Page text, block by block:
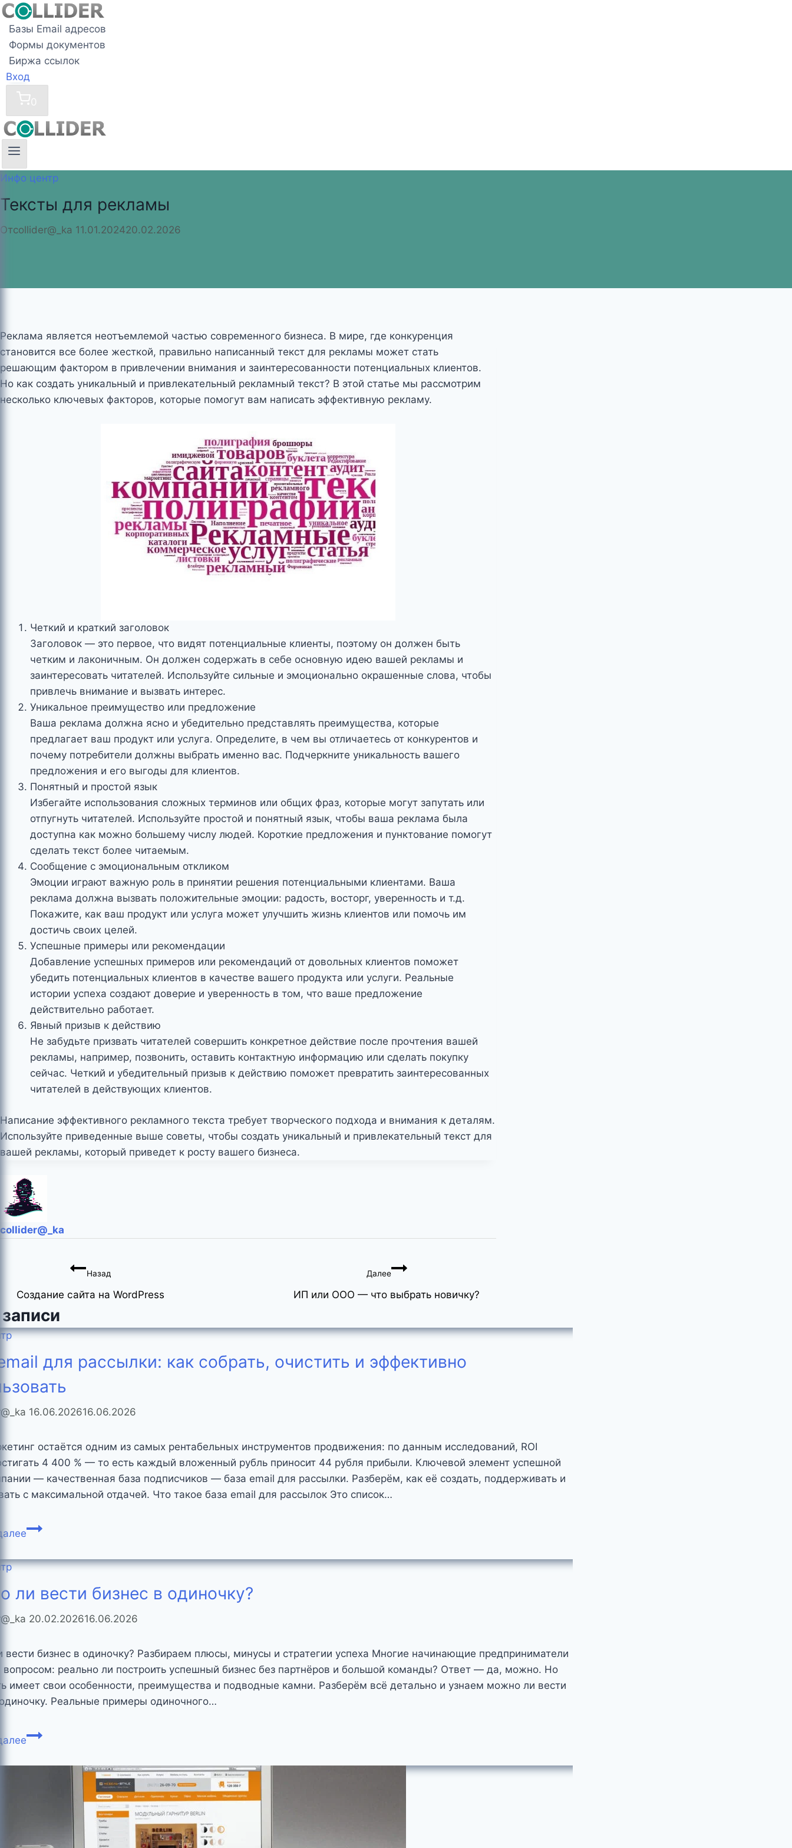
Перейти
содержимому
Базы Email адресов
Формы документов
Биржа ссылок
Вход
0
Инфо центр
Тексты для рекламы
Отcollider@_ka 11.01.202420.02.2026
Реклама является неотъемлемой частью современного бизнеса. В мире, где конкуренция
становится все более жесткой, правильно написанный текст для рекламы может стать
решающим фактором в привлечении внимания и заинтересованности потенциальных клиентов.
Но как создать уникальный и привлекательный рекламный текст? В этой статье мы рассмотрим
несколько ключевых факторов, которые помогут вам написать эффективную рекламу.
Четкий и краткий заголовок
Заголовок — это первое, что видят потенциальные клиенты, поэтому он должен быть
четким и лаконичным. Он должен содержать в себе основную идею вашей рекламы и
заинтересовать читателей. Используйте сильные и эмоционально окрашенные слова, чтобы
привлечь внимание и вызвать интерес.
Уникальное преимущество или предложение
Ваша реклама должна ясно и убедительно представлять преимущества, которые
предлагает ваш продукт или услуга. Определите, в чем вы отличаетесь от конкурентов и
почему потребители должны выбрать именно вас. Подчеркните уникальность вашего
предложения и его выгоды для клиентов.
Понятный и простой язык
Избегайте использования сложных терминов или общих фраз, которые могут запутать или
отпугнуть читателей. Используйте простой и понятный язык, чтобы ваша реклама была
доступна как можно большему числу людей. Короткие предложения и пунктование помогут
сделать текст более читаемым.
Сообщение с эмоциональным откликом
Эмоции играют важную роль в принятии решения потенциальными клиентами. Ваша
реклама должна вызвать положительные эмоции: радость, восторг, уверенность и т.д.
Покажите, как ваш продукт или услуга может улучшить жизнь клиентов или помочь им
достичь своих целей.
Успешные примеры или рекомендации
Добавление успешных примеров или рекомендаций от довольных клиентов поможет
убедить потенциальных клиентов в качестве вашего продукта или услуги. Реальные
истории успеха создают доверие и уверенность в том, что ваше предложение
действительно работает.
Явный призыв к действию
Не забудьте призвать читателей совершить конкретное действие после прочтения вашей
рекламы, например, позвонить, оставить контактную информацию или сделать покупку
сейчас. Четкий и убедительный призыв к действию поможет превратить заинтересованных
читателей в действующих клиентов.
Написание эффективного рекламного текста требует творческого подхода и внимания к деталям.
Используйте приведенные выше советы, чтобы создать уникальный и привлекательный текст для
вашей рекламы, который приведет к росту вашего бизнеса.
collider@_ka
Навигация
по
записям
Назад
Создание сайта на WordPress
Далее
ИП или ООО — что выбрать новичку?
для рассылки: как собрать, очистить и эффективно
16.06.202616.06.2026
остаётся одним из самых рентабельных инструментов продвижения: по данным исследований, ROI
4 400 % — то есть каждый вложенный рубль приносит 44 рубля прибыли. Ключевой элемент успешной
— качественная база подписчиков — база email для рассылки. Разберём, как её создать, поддерживать и
с максимальной отдачей. Что такое база email для рассылок Это список…
База
для
как
очистить
эффективно
использовать
ли вести бизнес в одиночку?
20.02.202616.06.2026
бизнес в одиночку? Разбираем плюсы, минусы и стратегии успеха Многие начинающие предприниматели
вопросом: реально ли построить успешный бизнес без партнёров и большой команды? Ответ — да, можно. Но
имеет свои особенности, преимущества и подводные камни. Разберём всё детально и узнаем можно ли вести
Реальные примеры одиночного…
Можно
вести